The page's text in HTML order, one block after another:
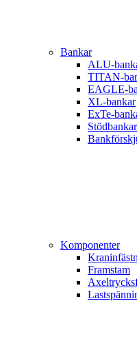
Bankar
ALU-
TITAN-
EAGLE-
XL-bankar
ExTe-
Stödbankar
Komponenter
Framstam